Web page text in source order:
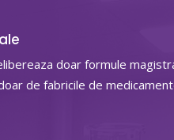
doar formule
de fabricile de